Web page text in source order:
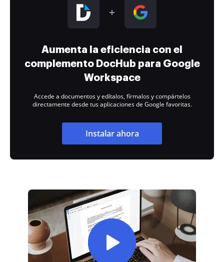
Aumenta la eficiencia con el
complemento DocHub para Google
Workspace
Accede a documentos y edítalos, fírmalos y compártelos
directamente desde tus aplicaciones de Google favoritas.
Instalar ahora